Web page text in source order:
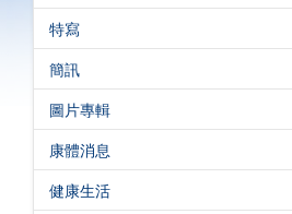
简体版
English
電子書版
特寫
簡訊
圖片專輯
康體消息
健康生活